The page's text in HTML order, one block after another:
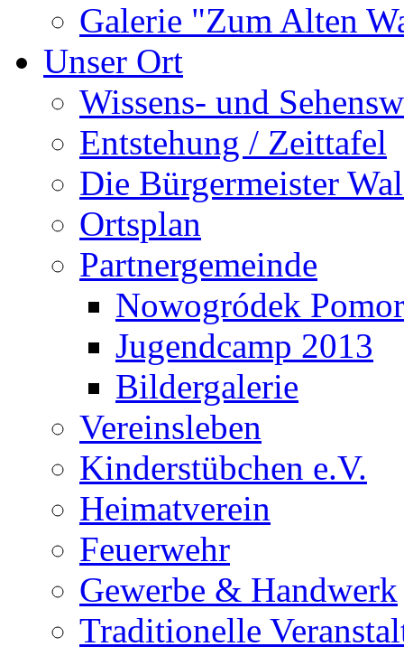
Galerie "Zum Alten
Unser Ort
Wissens- und
Entstehung / Zeittafel
Die Bürgermeister
Ortsplan
Partnergemeinde
Nowogródek
Jugendcamp 2013
Bildergalerie
Vereinsleben
Kinderstübchen e.V.
Heimatverein
Feuerwehr
Gewerbe & Handwerk
Traditionelle